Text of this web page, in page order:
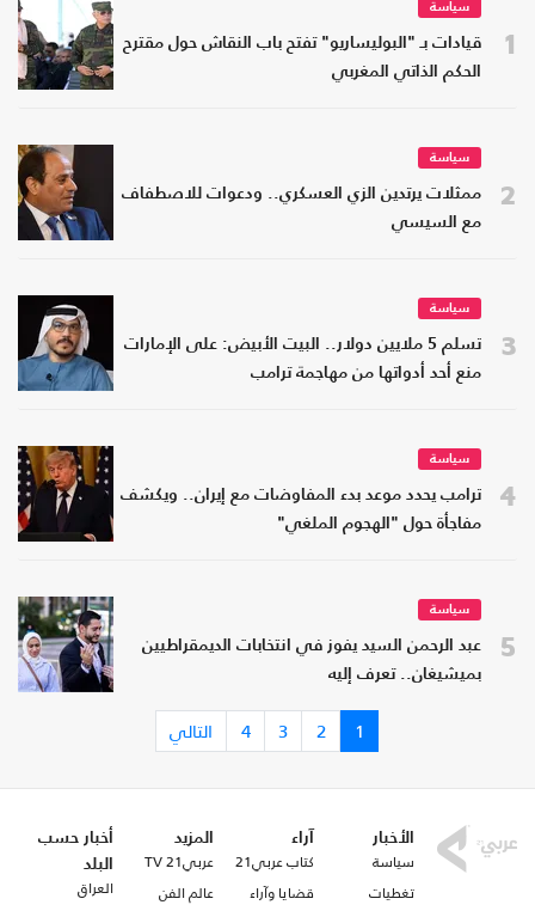
1
سياسة
قيادات بـ "البوليساريو" تفتح باب النقاش حول مقترح
الحكم الذاتي المغربي
2
سياسة
ممثلات يرتدين الزي العسكري.. ودعوات للاصطفاف
مع السيسي
3
سياسة
تسلم 5 ملايين دولار.. البيت الأبيض: على الإمارات
منع أحد أدواتها من مهاجمة ترامب
4
سياسة
ترامب يحدد موعد بدء المفاوضات مع إيران.. ويكشف
مفاجأة حول "الهجوم الملغي"
5
سياسة
عبد الرحمن السيد يفوز في انتخابات الديمقراطيين
بميشيغان.. تعرف إليه
1
2
3
4 التالي
الأخبار
سياسة
تغطيات
آراء
كتاب عربي21
قضايا وآراء
المزيد
عربي21 TV
عالم الفن
أخبار حسب
البلد
العراق